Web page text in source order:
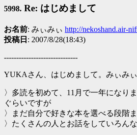
5998. Re: はじめまして
お名前: みぃみぃ http://nekoshand.air-
投稿日 : 2007/8/28(18:43)
------------------------------
YUKAさん、はじめまして。みぃみぃ
〉多読を初めて、11月で一年になり
ぐらいですが
〉まだ自分で好きな本を選べる段階
〉たくさんの人とお話をしていろん